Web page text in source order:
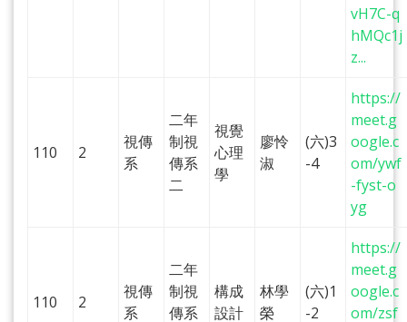
vH7C-q
hMQc1j
z...
110 2
視傳
系
二年
制視
傳系
二
視覺
心理
學
廖怜
淑
(六)3
-4
https://
meet.g
oogle.c
om/ywf
-fyst-o
yg
110 2
視傳
系
二年
制視
傳系
構成
設計
林學
榮
(六)1
-2
https://
meet.g
oogle.c
om/zsf